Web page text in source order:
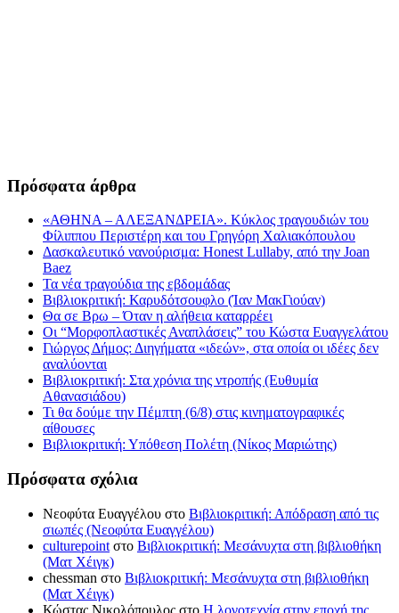
Πρόσφατα άρθρα
«ΑΘΗΝΑ – ΑΛΕΞΑΝΔΡΕΙΑ». Κύκλος τραγουδιών του
Φίλιππου Περιστέρη και του Γρηγόρη Χαλιακόπουλου
Δασκαλευτικό νανούρισμα: Honest Lullaby, από την Joan
Baez
Τα νέα τραγούδια της εβδομάδας
Βιβλιοκριτική: Καρυδότσουφλο (Ίαν ΜακΓιούαν)
Θα σε Βρω – Όταν η αλήθεια καταρρέει
Οι “Μορφοπλαστικές Αναπλάσεις” του Κώστα Ευαγγελάτου
Γιώργος Δήμος: Διηγήματα «ιδεών», στα οποία οι ιδέες δεν
αναλύονται
Βιβλιοκριτική: Στα χρόνια της ντροπής (Ευθυμία
Αθανασιάδου)
Τι θα δούμε την Πέμπτη (6/8) στις κινηματογραφικές
αίθουσες
Βιβλιοκριτική: Υπόθεση Πολέτη (Νίκος Μαριώτης)
Πρόσφατα σχόλια
Νεοφύτα Ευαγγέλου στο Βιβλιοκριτική: Απόδραση από τις
σιωπές (Νεοφύτα Ευαγγέλου)
culturepoint στο Βιβλιοκριτική: Μεσάνυχτα στη βιβλιοθήκη
(Ματ Χέιγκ)
chessman στο Βιβλιοκριτική: Μεσάνυχτα στη βιβλιοθήκη
(Ματ Χέιγκ)
Κώστας Νικολόπουλος στο Η λογοτεχνία στην εποχή της